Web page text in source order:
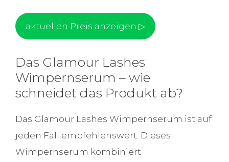
aktuellen Preis anzeigen ▷
Das Glamour Lashes
Wimpernserum – wie
schneidet das Produkt ab?
Das Glamour Lashes Wimpernserum ist auf
jeden Fall empfehlenswert. Dieses
Wimpernserum kombiniert